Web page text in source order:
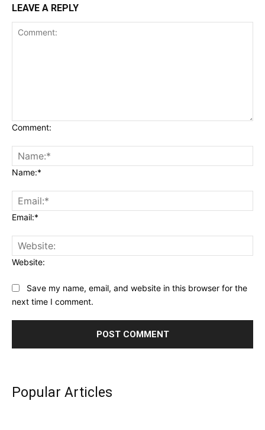
LEAVE A REPLY
Comment:
Name:*
Email:*
Website:
Save my name, email, and website in this browser for the
next time I comment.
Popular Articles